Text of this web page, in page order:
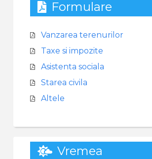
Formulare
Vanzarea terenurilor
Taxe si impozite
Asistenta sociala
Starea civila
Altele
Vremea